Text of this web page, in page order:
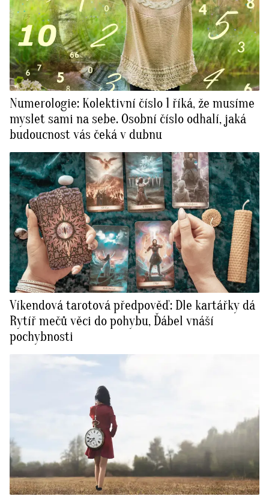
Numerologie: Kolektivní číslo 1 říká, že musíme
myslet sami na sebe. Osobní číslo odhalí, jaká
budoucnost vás čeká v dubnu
Víkendová tarotová předpověď: Dle kartářky dá
Rytíř mečů věci do pohybu, Ďábel vnáší
pochybnosti